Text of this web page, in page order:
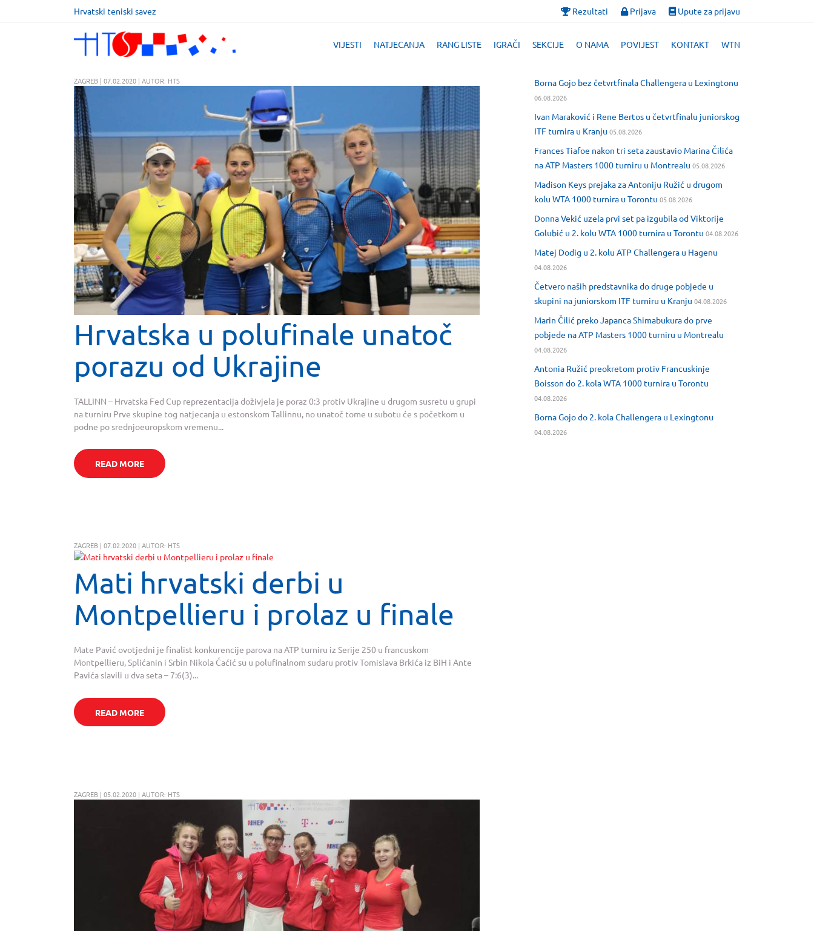
Hrvatski teniski savez Rezultati Prijava Upute za prijavu
VIJESTI NATJECANJA RANG LISTE IGRAČI SEKCIJE O NAMA POVIJEST KONTAKT WTN
ZAGREB | 07.02.2020 | AUTOR: HTS
Hrvatska u polufinale unatoč
porazu od Ukrajine
TALLINN – Hrvatska Fed Cup reprezentacija doživjela je poraz 0:3 protiv Ukrajine u drugom susretu u grupi
na turniru Prve skupine tog natjecanja u estonskom Tallinnu, no unatoč tome u subotu će s početkom u
podne po srednjoeuropskom vremenu...
READ MORE
ZAGREB | 07.02.2020 | AUTOR: HTS
Mati hrvatski derbi u
Montpellieru i prolaz u finale
Mate Pavić ovotjedni je finalist konkurencije parova na ATP turniru iz Serije 250 u francuskom
Montpellieru, Splićanin i Srbin Nikola Ćaćić su u polufinalnom sudaru protiv Tomislava Brkića iz BiH i Ante
Pavića slavili u dva seta – 7:6(3)...
READ MORE
ZAGREB | 05.02.2020 | AUTOR: HTS
Borna Gojo bez četvrtfinala Challengera u Lexingtonu
06.08.2026
Ivan Maraković i Rene Bertos u četvrtfinalu juniorskog
ITF turnira u Kranju 05.08.2026
Frances Tiafoe nakon tri seta zaustavio Marina Čilića
na ATP Masters 1000 turniru u Montrealu 05.08.2026
Madison Keys prejaka za Antoniju Ružić u drugom
kolu WTA 1000 turnira u Torontu 05.08.2026
Donna Vekić uzela prvi set pa izgubila od Viktorije
Golubić u 2. kolu WTA 1000 turnira u Torontu 04.08.2026
Matej Dodig u 2. kolu ATP Challengera u Hagenu
04.08.2026
Četvero naših predstavnika do druge pobjede u
skupini na juniorskom ITF turniru u Kranju 04.08.2026
Marin Čilić preko Japanca Shimabukura do prve
pobjede na ATP Masters 1000 turniru u Montrealu
04.08.2026
Antonia Ružić preokretom protiv Francuskinje
Boisson do 2. kola WTA 1000 turnira u Torontu
04.08.2026
Borna Gojo do 2. kola Challengera u Lexingtonu
04.08.2026